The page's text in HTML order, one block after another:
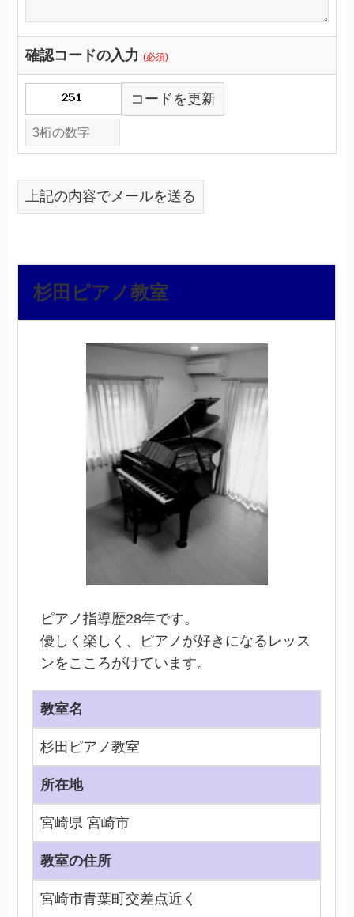
確認コードの入力(必須)
コードを更新
上記の内容でメールを送る
杉田ピアノ教室
ピアノ指導歴28年です。
優しく楽しく、ピアノが好きになるレッス
ンをこころがけています。
教室名
杉田ピアノ教室
所在地
宮崎県 宮崎市
教室の住所
宮崎市青葉町交差点近く